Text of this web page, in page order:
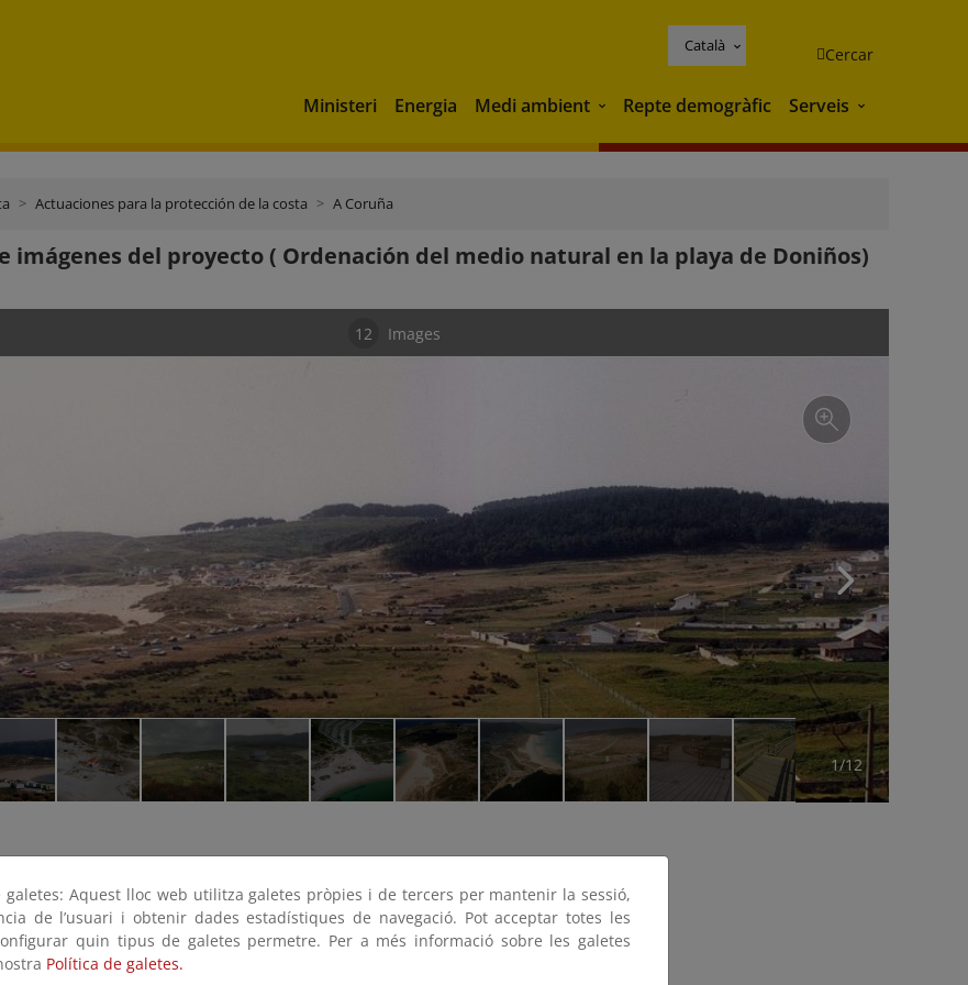
Català Cercar
Ministeri Energia Medi ambient Medi ambient
Repte demogràfic Serveis Serveis
Actuaciones para la protección de la costa A Coruña
imágenes del proyecto ( Ordenación del medio natural en la playa de Doniños)
12 Images
1/12
galetes: Aquest lloc web utilitza galetes pròpies i de tercers per mantenir la sessió,
de l’usuari i obtenir dades estadístiques de navegació. Pot acceptar totes les
quin tipus de galetes permetre. Per a més informació sobre les galetes
Política de galetes.